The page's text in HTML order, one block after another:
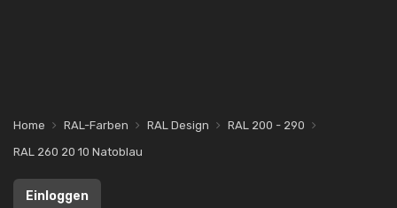
Home RAL-Farben RAL Design
RAL 200 - 290
RAL 260 20 10 Natoblau
Einloggen